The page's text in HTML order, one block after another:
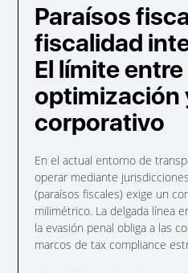
Paraísos
fiscalidad
El límite entre
optimización
corporativo
En el actual entorno de
operar mediante
(paraísos fiscales) exige un
milimétrico. La delgada línea
la evasión penal obliga a las
marcos de tax compliance